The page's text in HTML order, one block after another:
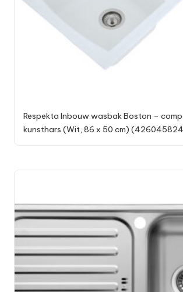
Respekta Inbouw wasbak Boston –
kunsthars (Wit, 86 x 50 cm)